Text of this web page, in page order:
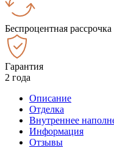
Беспроцентная рассрочка
Гарантия
2 года
Описание
Отделка
Внутреннее
Информация
Отзывы